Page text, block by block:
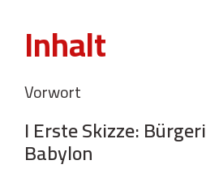
Inhalt
Vorwort
I Erste Skizze:
Babylon